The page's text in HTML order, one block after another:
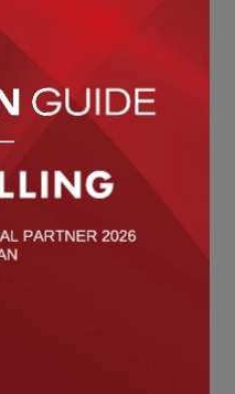
ZWILLING 德國雙人
THERMO PLUS 316L不鏽鋼
保溫保冰馬克杯380ml (咖
啡杯/辦公室杯/環保杯)(奶
油白)
NT$1,880
任2件折$100